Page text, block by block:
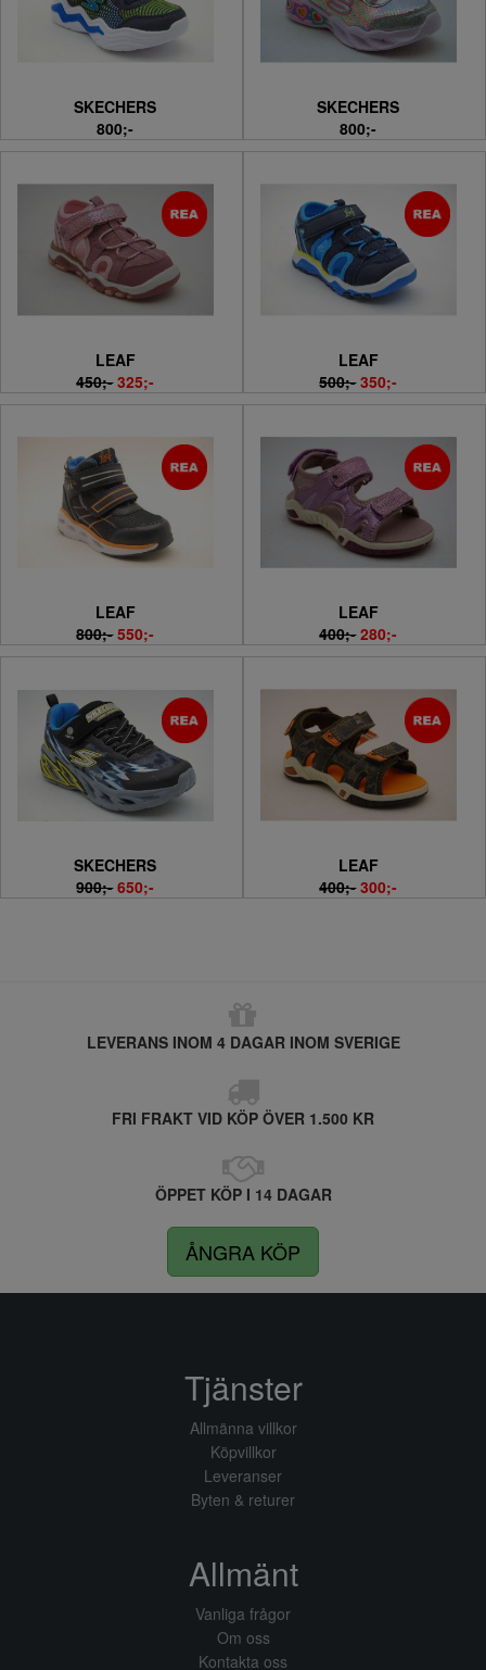
SKECHERS
800;-
SKECHERS
800;-
LEAF
450;- 325;-
LEAF
500;- 350;-
LEAF
800;- 550;-
LEAF
400;- 280;-
SKECHERS
900;- 650;-
LEAF
400;- 300;-
LEVERANS INOM 4 DAGAR INOM SVERIGE
FRI FRAKT VID KÖP ÖVER 1.500 KR
ÖPPET KÖP I 14 DAGAR
ÅNGRA KÖP
Tjänster
Allmänna villkor
Köpvillkor
Leveranser
Byten & returer
Allmänt
Vanliga frågor
Om oss
Kontakta oss